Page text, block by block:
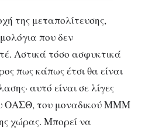
της μεταπολίτευσης,
που δεν
Αστικά τόσο ασφυκτικά
πως κάπως έτσι θα είναι
αυτό είναι σε λίγες
ΟΑΣΘ, του μοναδικού ΜΜΜ
χώρας. Μπορεί να